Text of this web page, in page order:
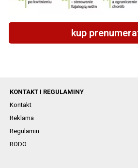
kup
KONTAKT I REGULAMINY
Kontakt
Reklama
Regulamin
RODO